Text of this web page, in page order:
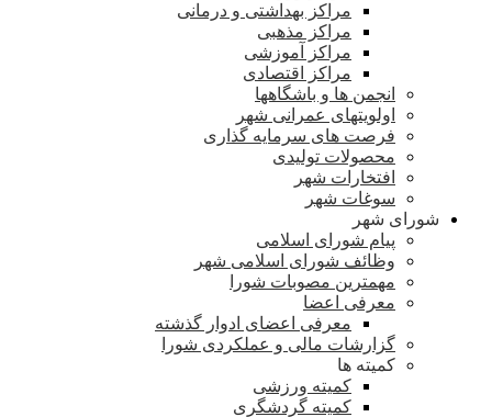
مراکز بهداشتی و درمانی
مراکز مذهبی
مراکز آموزشی
مراکز اقتصادی
انجمن ها و باشگاهها
اولویتهای عمرانی شهر
فرصت های سرمایه گذاری
محصولات تولیدی
افتخارات شهر
سوغات شهر
شورای شهر
پیام شورای اسلامی
وظائف شورای اسلامی شهر
مهمترین مصوبات شورا
معرفی اعضا
معرفی اعضای ادوار گذشته
گزارشات مالی و عملکردی شورا
کمیته ها
کمیته ورزشی
کمیته گردشگری